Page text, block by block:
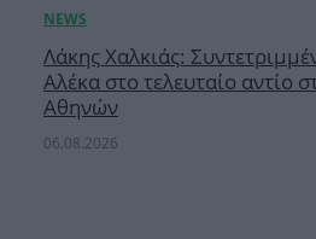
Λάκης Χαλκιάς:
Αλέκα στο τελευταίο αντίο
Αθηνών
06.08.2026